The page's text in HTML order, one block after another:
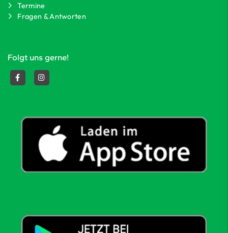
Termine
Fragen & Antworten
Folgt uns gerne!